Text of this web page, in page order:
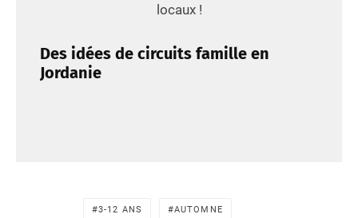
locaux !
Des idées de circuits famille en
Jordanie
3-12 ANS AUTOMNE